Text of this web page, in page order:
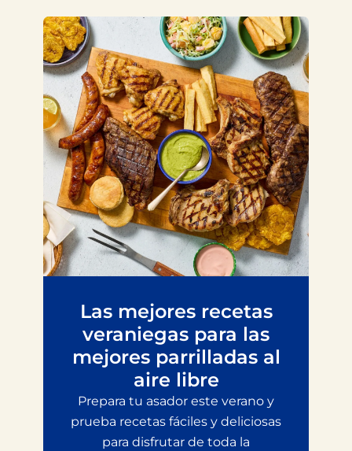
Las mejores recetas
veraniegas para las
mejores parrilladas al
aire libre
Prepara tu asador este verano y
prueba recetas fáciles y deliciosas
para disfrutar de toda la